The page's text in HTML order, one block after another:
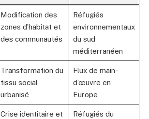
Modification des
zones d’habitat et
des communautés
Réfugiés
environnementaux
du sud
méditerranéen
Transformation du
tissu social
urbanisé
Flux de main-
d’œuvre en
Europe
Crise identitaire et
Réfugiés du